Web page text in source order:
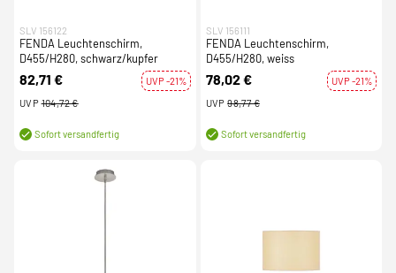
SLV 156122
FENDA Leuchtenschirm,
D455/H280, schwarz/kupfer
82,71 €
UVP -21%
UVP 104,72 €
Sofort versandfertig
SLV 156111
FENDA Leuchtenschirm,
D455/H280, weiss
78,02 €
UVP -21%
UVP 98,77 €
Sofort versandfertig